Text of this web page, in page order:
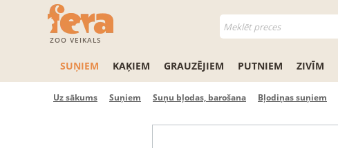
ZOO VEIKALS
SUŅIEM KAĶIEM GRAUZĒJIEM PUTNIEM ZIVĪM
Uz sākums Suņiem Suņu bļodas, barošana Bļodiņas suņiem